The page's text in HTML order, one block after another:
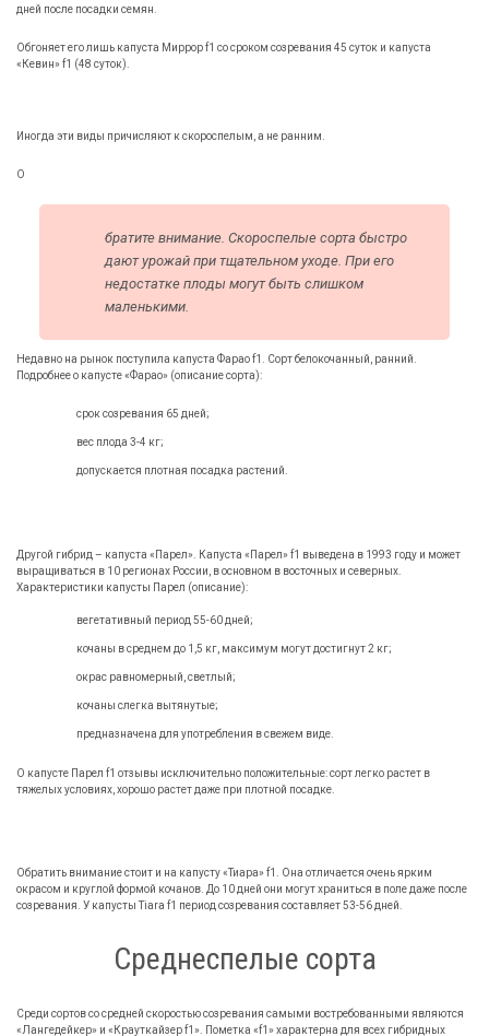
дней после посадки семян.
Обгоняет его лишь капуста Миррор f1 со сроком созревания 45 суток и капуста
«Кевин» f1 (48 суток).
Иногда эти виды причисляют к скороспелым, а не ранним.
О
братите внимание. Скороспелые сорта быстро
дают урожай при тщательном уходе. При его
недостатке плоды могут быть слишком
маленькими.
Недавно на рынок поступила капуста Фарао f1. Сорт белокочанный, ранний.
Подробнее о капусте «Фарао» (описание сорта):
срок созревания 65 дней;
вес плода 3-4 кг;
допускается плотная посадка растений.
Другой гибрид – капуста «Парел». Капуста «Парел» f1 выведена в 1993 году и может
выращиваться в 10 регионах России, в основном в восточных и северных.
Характеристики капусты Парел (описание):
вегетативный период 55-60 дней;
кочаны в среднем до 1,5 кг, максимум могут достигнут 2 кг;
окрас равномерный, светлый;
кочаны слегка вытянутые;
предназначена для употребления в свежем виде.
О капусте Парел f1 отзывы исключительно положительные: сорт легко растет в
тяжелых условиях, хорошо растет даже при плотной посадке.
Обратить внимание стоит и на капусту «Тиара» f1. Она отличается очень ярким
окрасом и круглой формой кочанов. До 10 дней они могут храниться в поле даже после
созревания. У капусты Tiara f1 период созревания составляет 53-56 дней.
Среднеспелые сорта
Среди сортов со средней скоростью созревания самыми востребованными являются
«Лангедейкер» и «Крауткайзер f1». Пометка «f1» характерна для всех гибридных